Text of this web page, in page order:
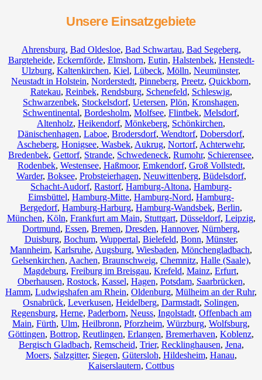
Unsere Einsatzgebiete
Ahrensburg, Bad Oldesloe, Bad Schwartau, Bad Segeberg,
Bargteheide, Eckernförde, Elmshorn, Eutin, Halstenbek, Henstedt-
Ulzburg, Kaltenkirchen, Kiel, Lübeck, Mölln, Neumünster,
Neustadt in Holstein, Norderstedt, Pinneberg, Preetz, Quickborn,
Ratekau, Reinbek, Rendsburg, Schenefeld, Schleswig,
Schwarzenbek, Stockelsdorf, Uetersen, Plön, Kronshagen,
Schwentinental, Bordesholm, Molfsee, Flintbek, Melsdorf,
Altenholz, Heikendorf, Mönkeberg, Schönkirchen,
Dänischenhagen, Laboe, Brodersdorf, Wendtorf, Dobersdorf,
Ascheberg, Honigsee, Wasbek, Aukrug, Nortorf, Achterwehr,
Bredenbek, Gettorf, Strande, Schwedeneck, Rumohr, Schierensee,
Rodenbek, Westensee, Haßmoor, Emkendorf, Groß Vollstedt,
Warder, Boksee, Probsteierhagen, Neuwittenberg, Büdelsdorf,
Schacht-Audorf, Rastorf, Hamburg-Altona, Hamburg-
Eimsbüttel, Hamburg-Mitte, Hamburg-Nord, Hamburg-
Bergedorf, Hamburg-Harburg, Hamburg-Wandsbek, Berlin,
München, Köln, Frankfurt am Main, Stuttgart, Düsseldorf, Leipzig,
Dortmund, Essen, Bremen, Dresden, Hannover, Nürnberg,
Duisburg, Bochum, Wuppertal, Bielefeld, Bonn, Münster,
Mannheim, Karlsruhe, Augsburg, Wiesbaden, Mönchengladbach,
Gelsenkirchen, Aachen, Braunschweig, Chemnitz⁠, Halle (Saale),
Magdeburg, Freiburg im Breisgau, Krefeld, Mainz, Erfurt,
Oberhausen, Rostock, Kassel, Hagen, Potsdam, Saarbrücken,
Hamm, Ludwigshafen am Rhein, Oldenburg, Mülheim an der Ruhr,
Osnabrück, Leverkusen, Heidelberg, Darmstadt, Solingen,
Regensburg, Herne, Paderborn, Neuss, Ingolstadt, Offenbach am
Main, Fürth, Ulm, Heilbronn, Pforzheim, Würzburg, Wolfsburg,
Göttingen, Bottrop, Reutlingen, Erlangen, Bremerhaven, Koblenz,
Bergisch Gladbach, Remscheid, Trier, Recklinghausen, Jena,
Moers, Salzgitter, Siegen, Gütersloh, Hildesheim, Hanau,
Kaiserslautern, Cottbus